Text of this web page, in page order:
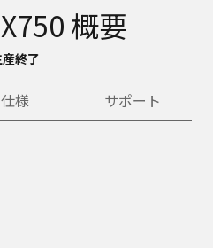
概要
終了
仕様 サポート